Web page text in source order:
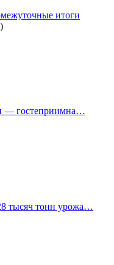
итоги
— гостеприимна…
тысяч тонн урожа…